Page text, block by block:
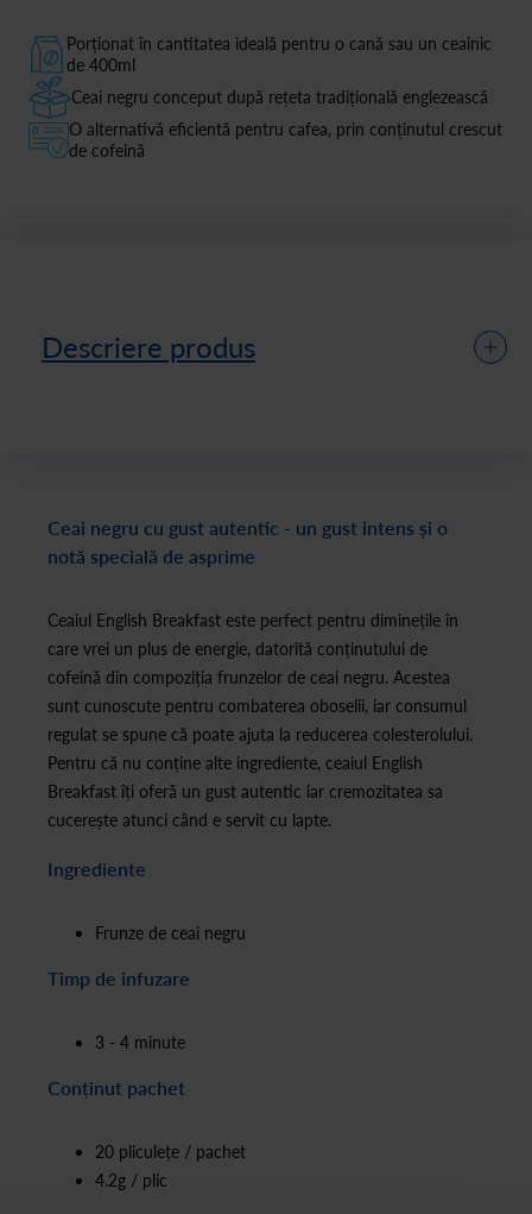
Porționat în cantitatea ideală pentru o cană sau un ceainic
de 400ml
Ceai negru conceput după rețeta tradițională englezească
O alternativă eficientă pentru cafea, prin conținutul crescut
de cofeină
Descriere produs
Ceai negru cu gust autentic - un gust intens și o
notă specială de asprime
Ceaiul English Breakfast este perfect pentru diminețile în
care vrei un plus de energie, datorită conținutului de
cofeină din compoziția frunzelor de ceai negru. Acestea
sunt cunoscute pentru combaterea oboselii, iar consumul
regulat se spune că poate ajuta la reducerea colesterolului.
Pentru că nu conține alte ingrediente, ceaiul English
Breakfast îți oferă un gust autentic iar cremozitatea sa
cucerește atunci când e servit cu lapte.
Ingrediente
Frunze de ceai negru
Timp de infuzare
3 - 4 minute
Conținut pachet
20 pliculețe / pachet
4.2g / plic